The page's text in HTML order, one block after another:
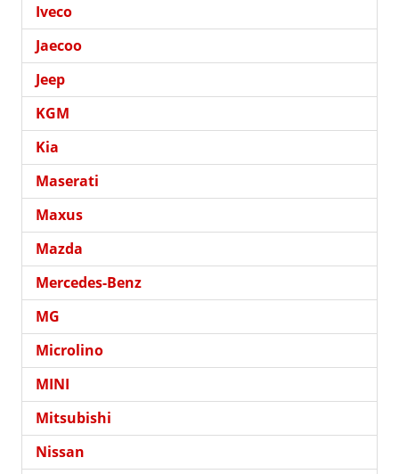
Iveco
Jaecoo
Jeep
KGM
Kia
Maserati
Maxus
Mazda
Mercedes-Benz
MG
Microlino
MINI
Mitsubishi
Nissan